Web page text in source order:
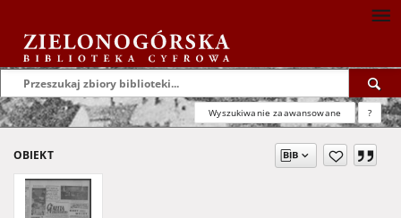
Wyszukiwanie zaawansowane ?
OBIEKT